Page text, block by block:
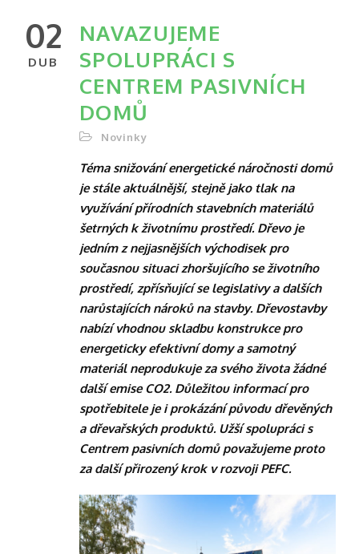
02
DUB
NAVAZUJEME
SPOLUPRÁCI S
CENTREM PASIVNÍCH
DOMŮ
Novinky
Téma snižování energetické náročnosti domů
je stále aktuálnější, stejně jako tlak na
využívání přírodních stavebních materiálů
šetrných k životnímu prostředí. Dřevo je
jedním z nejjasnějších východisek pro
současnou situaci zhoršujícího se životního
prostředí, zpřísňující se legislativy a dalších
narůstajících nároků na stavby. Dřevostavby
nabízí vhodnou skladbu konstrukce pro
energeticky efektivní domy a samotný
materiál neprodukuje za svého života žádné
další emise CO2. Důležitou informací pro
spotřebitele je i prokázání původu dřevěných
a dřevařských produktů. Užší spolupráci s
Centrem pasivních domů považujeme proto
za další přirozený krok v rozvoji PEFC.